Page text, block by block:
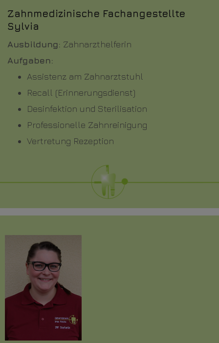
Zahnmedizinische Fachangestellte
Sylvia
Ausbildung: Zahnarzthelferin
Aufgaben:
Assistenz am Zahnarztstuhl
Recall (Erinnerungsdienst)
Desinfektion und Sterilisation
Professionelle Zahnreinigung
Vertretung Rezeption